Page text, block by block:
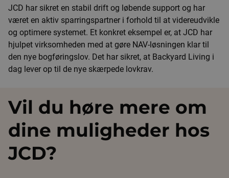
JCD har sikret en stabil drift og løbende support og har
været en aktiv sparringspartner i forhold til at videreudvikle
og optimere systemet. Et konkret eksempel er, at JCD har
hjulpet virksomheden med at gøre NAV-løsningen klar til
den nye bogføringslov. Det har sikret, at Backyard Living i
dag lever op til de nye skærpede lovkrav.
Vil du høre mere om
dine muligheder hos
JCD?